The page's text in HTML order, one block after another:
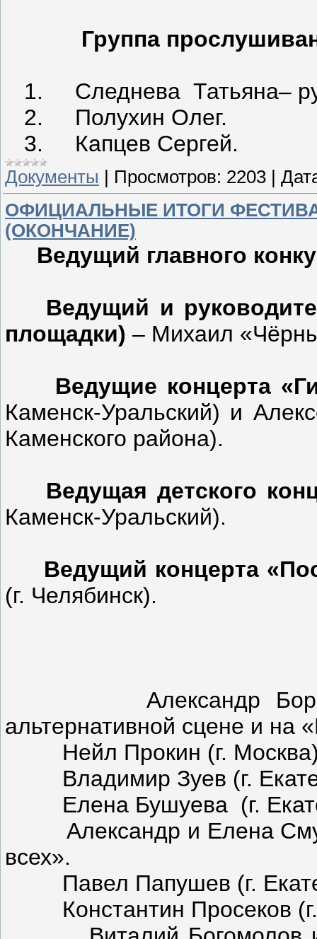
Группа
1. Следнева Татьяна–
2. Полухин Олег.
3. Капцев Сергей.
Документы | Просмотров: 2203 |
ОФИЦИАЛЬНЫЕ ИТОГИ
(ОКОНЧАНИЕ)
Ведущий главного
Ведущий и
площадки) – Михаил
Ведущие концерта
Каменск-Уральский) и
Каменского района).
Ведущая детского
Каменск-Уральский).
Ведущий концерта
(г. Челябинск).
Александр
альтернативной сцене и на
Нейл Прокин (г. Москва) –
Владимир Зуев (г.
Елена Бушуева (г.
Александр и Елена
всех».
Павел Папушев (г.
Константин Просеков (г.